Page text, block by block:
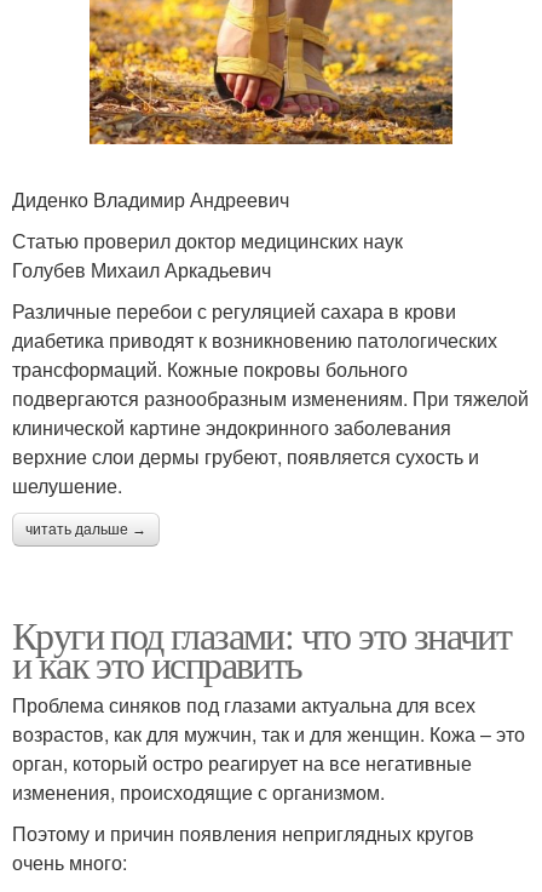
Диденко Владимир Андреевич
Статью проверил доктор медицинских наук
Голубев Михаил Аркадьевич
Различные перебои с регуляцией сахара в крови
диабетика приводят к возникновению патологических
трансформаций. Кожные покровы больного
подвергаются разнообразным изменениям. При тяжелой
клинической картине эндокринного заболевания
верхние слои дермы грубеют, появляется сухость и
шелушение.
читать дальше →
Круги под глазами: что это значит
и как это исправить
Проблема синяков под глазами актуальна для всех
возрастов, как для мужчин, так и для женщин. Кожа – это
орган, который остро реагирует на все негативные
изменения, происходящие с организмом.
Поэтому и причин появления неприглядных кругов
очень много: